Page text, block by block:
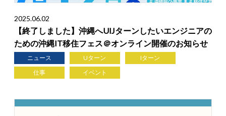
2025.06.02
【終了しました】沖縄へUIJターンしたいエンジニアの
ための沖縄IT移住フェス＠オンライン開催のお知らせ
ニュース Uターン
Iターン
仕事
イベント